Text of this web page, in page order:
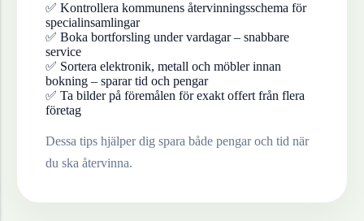
✅ Kontrollera kommunens återvinningsschema för
specialinsamlingar
✅ Boka bortforsling under vardagar – snabbare
service
✅ Sortera elektronik, metall och möbler innan
bokning – sparar tid och pengar
✅ Ta bilder på föremålen för exakt offert från flera
företag
Dessa tips hjälper dig spara både pengar och tid när
du ska återvinna.